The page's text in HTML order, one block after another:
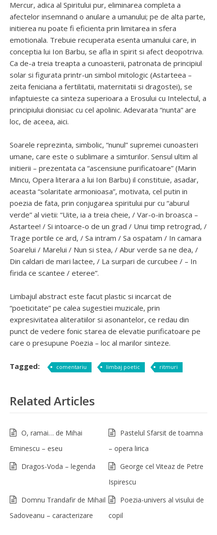
Mercur, adica al Spiritului pur, eliminarea completa a
afectelor insemnand o anulare a umanului; pe de alta parte,
initierea nu poate fi eficienta prin limitarea in sfera
emotionala. Trebuie recuperata esenta umanului care, in
conceptia lui Ion Barbu, se afla in spirit si afect deopotriva.
Ca de-a treia treapta a cunoasterii, patronata de principiul
solar si figurata printr-un simbol mitologic (Astarteea –
zeita feniciana a fertilitatii, maternitatii si dragostei), se
infaptuieste ca sinteza superioara a Erosului cu Intelectul, a
principiului dionisiac cu cel apolinic. Adevarata “nunta” are
loc, de aceea, aici.
Soarele reprezinta, simbolic, “nunul” supremei cunoasteri
umane, care este o sublimare a simturilor. Sensul ultim al
initierii – prezentata ca “ascensiune purificatoare” (Marin
Mincu, Opera literara a lui Ion Barbu) il constituie, asadar,
aceasta “solaritate armonioasa”, motivata, cel putin in
poezia de fata, prin conjugarea spiritului pur cu “aburul
verde” al vietii: “Uite, ia a treia cheie, / Var-o-in broasca –
Astartee! / Si intoarce-o de un grad / Unui timp retrograd, /
Trage portile ce ard, / Sa intram / Sa ospatam / In camara
Soarelui / Marelui / Nun si stea, / Abur verde sa ne dea, /
Din caldari de mari lactee, / La surpari de curcubee / – In
firida ce scantee / eteree”.
Limbajul abstract este facut plastic si incarcat de
“poeticitate” pe calea sugestiei muzicale, prin
expresivitatea aliteratiilor si asonantelor, ce redau din
punct de vedere fonic starea de elevatie purificatoare pe
care o presupune Poezia – loc al marilor sinteze.
Tagged: comentariu limbaj poetic ritmuri
Related Articles
O, ramai… de Mihai
Eminescu – eseu
Pastelul Sfarsit de toamna
– opera lirica
Dragos-Voda – legenda
George cel Viteaz de Petre
Ispirescu
Domnu Trandafir de Mihail
Sadoveanu – caracterizare
Poezia-univers al visului de
copil